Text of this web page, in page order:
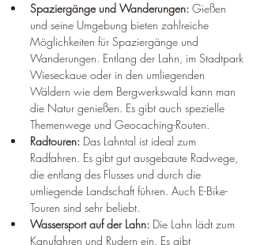
Spaziergänge und Wanderungen: Gießen
und seine Umgebung bieten zahlreiche
Möglichkeiten für Spaziergänge und
Wanderungen. Entlang der Lahn, im Stadtpark
Wieseckaue oder in den umliegenden
Wäldern wie dem Bergwerkswald kann man
die Natur genießen. Es gibt auch spezielle
Themenwege und Geocaching-Routen.
Radtouren: Das Lahntal ist ideal zum
Radfahren. Es gibt gut ausgebaute Radwege,
die entlang des Flusses und durch die
umliegende Landschaft führen. Auch E-Bike-
Touren sind sehr beliebt.
Wassersport auf der Lahn: Die Lahn lädt zum
Kanufahren und Rudern ein. Es gibt